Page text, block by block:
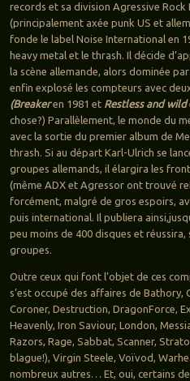
records et sa division Agressive Rock
(principalement axée punk US et
fonde le label Noise International en
heavy metal et le thrash. Il décide
la scène allemande, alors dominée
enfin explosé les compteurs avec
(Breakeren 1981 et Restless and wild
chose?) Parallèlement, le monde du
avec la sortie du premier album de
thrash. Si au départ Karl-Ulrich se
groupes allemands, il élargira les
(même ADX et Agressor ont trouvé
forcément, malgré de gros espoirs,
puis international. Il publiera
peu moins de 400 disques et
groupes.
Outre ceux qui font l’objet de ces
s’est occupé des affaires de Bathory,
Coroner, Destruction, DragonForce,
Heavenly, Iron Saviour, London,
Razors, Rage, Sabbat, Scanner,
blague!), Virgin Steele, Voïvod,
nombreux autres… Et, oui, certains